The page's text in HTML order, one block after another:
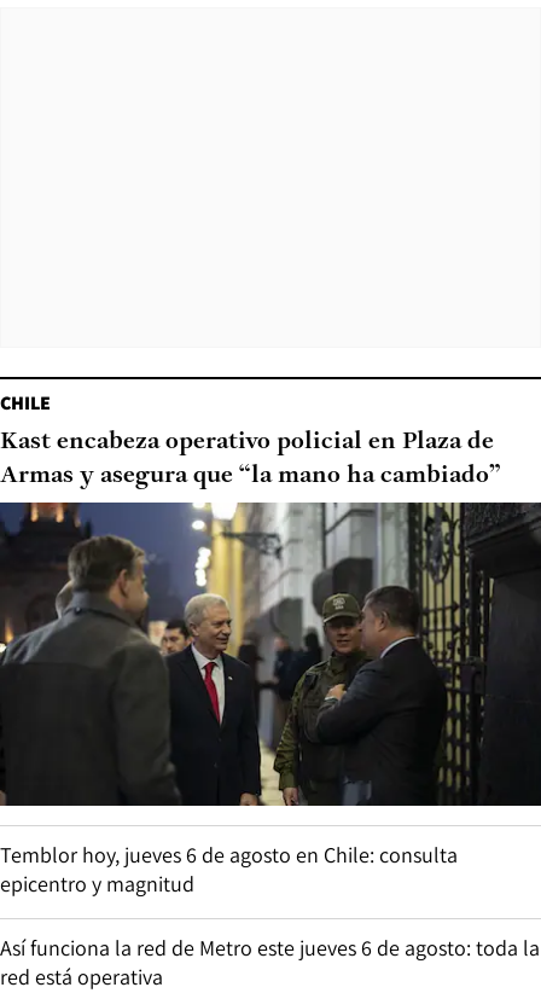
CHILE
Kast encabeza operativo policial en Plaza de
Armas y asegura que “la mano ha cambiado”
Temblor hoy, jueves 6 de agosto en Chile: consulta
epicentro y magnitud
Así funciona la red de Metro este jueves 6 de agosto: toda la
red está operativa